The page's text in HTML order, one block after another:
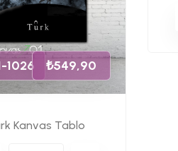
1026 ₺549,90
Kanvas Tablo